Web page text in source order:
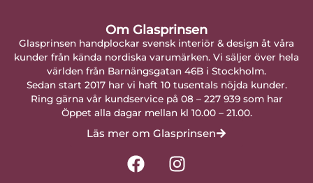
Om Glasprinsen
Glasprinsen handplockar svensk interiör & design åt våra
kunder från kända nordiska varumärken. Vi säljer över hela
världen från Barnängsgatan 46B i Stockholm.
Sedan start 2017 har vi haft 10 tusentals nöjda kunder.
Ring gärna vår kundservice på 08 – 227 939 som har
Öppet alla dagar mellan kl 10.00 – 21.00.
Läs mer om Glasprinsen
F
a
I
n